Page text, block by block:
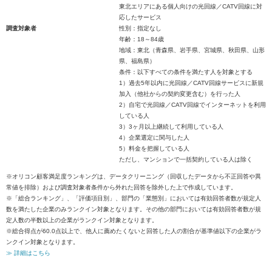
東北エリアにある個人向けの光回線／CATV回線に対
応したサービス
調査対象者
性別：指定なし
年齢：18～84歳
地域：東北（青森県、岩手県、宮城県、秋田県、山形
県、福島県）
条件：以下すべての条件を満たす人を対象とする
1）過去5年以内に光回線／CATV回線サービスに新規
加入（他社からの契約変更含む）を行った人
2）自宅で光回線／CATV回線でインターネットを利用
している人
3）3ヶ月以上継続して利用している人
4）企業選定に関与した人
5）料金を把握している人
ただし、マンションで一括契約している人は除く
※オリコン顧客満足度ランキングは、データクリーニング（回収したデータから不正回答や異
常値を排除）および調査対象者条件から外れた回答を除外した上で作成しています。
※「総合ランキング」、「評価項目別」、部門の「業態別」においては有効回答者数が規定人
数を満たした企業のみランクイン対象となります。その他の部門においては有効回答者数が規
定人数の半数以上の企業がランクイン対象となります。
※総合得点が60.0点以上で、他人に薦めたくないと回答した人の割合が基準値以下の企業がラ
ンクイン対象となります。
≫ 詳細はこちら